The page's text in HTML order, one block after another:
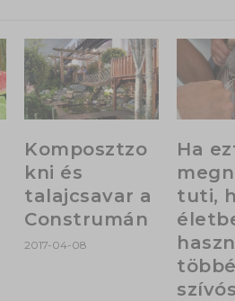
Komposztzo
kni és
talajcsavar a
Construmán
2017-04-08
Ha
tuti,
többé